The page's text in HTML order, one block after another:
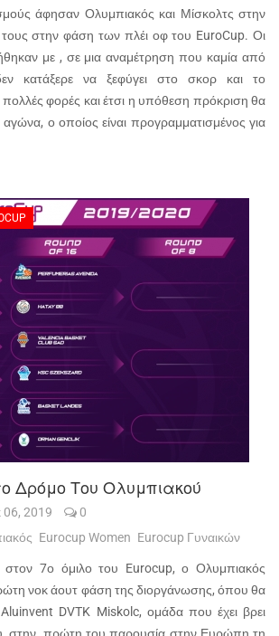
άφησαν Ολυμπιακός και Μίσκολτς στην
στην φάση των πλέι οφ του EuroCup. Οι
με , σε μια αναμέτρηση που καμία από
κατάξερε να ξεφύγει στο σκορ και το
φορές και έτσι η υπόθεση πρόκριση θα
αγώνα, ο οποίος είναι προγραμματισμένος για
Δρόμο Του Ολυμπιακού
06, 2019
0
Eurocup Women Eurocup Γυναικών
7ο όμιλο του Eurocup, ο Ολυμπιακός
νοκ άουτ φάση της διοργάνωσης, όπου θα
Aluinvent DVTK Miskolc, ομάδα που έχει βρει